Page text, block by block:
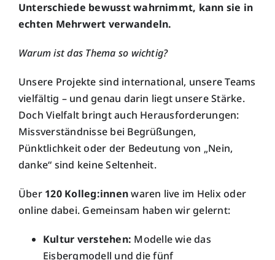
Unterschiede bewusst wahrnimmt, kann sie in
echten Mehrwert verwandeln.
Warum ist das Thema so wichtig?
Unsere Projekte sind international, unsere Teams
vielfältig – und genau darin liegt unsere Stärke.
Doch Vielfalt bringt auch Herausforderungen:
Missverständnisse bei Begrüßungen,
Pünktlichkeit oder der Bedeutung von „Nein,
danke“ sind keine Seltenheit.
Über 120 Kolleg:innenwaren live im Helix oder
online dabei. Gemeinsam haben wir gelernt:
Kultur verstehen: Modelle wie das
Eisbergmodell und die fünf